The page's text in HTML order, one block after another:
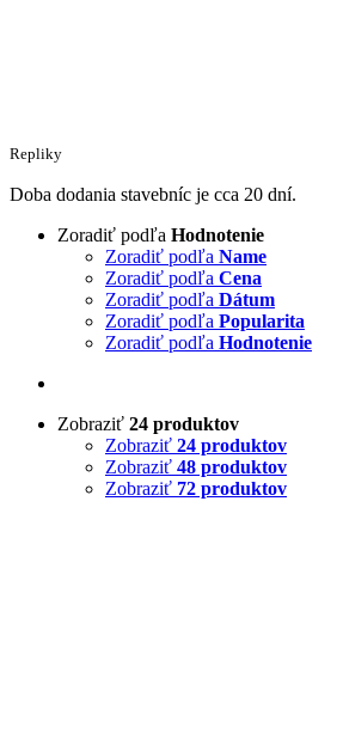
Repliky
Doba dodania stavebníc je cca 20 dní.
Zoradiť podľa Hodnotenie
Zoradiť podľa Name
Zoradiť podľa Cena
Zoradiť podľa Dátum
Zoradiť podľa Popularita
Zoradiť podľa Hodnotenie
Zobraziť 24 produktov
Zobraziť 24 produktov
Zobraziť 48 produktov
Zobraziť 72 produktov